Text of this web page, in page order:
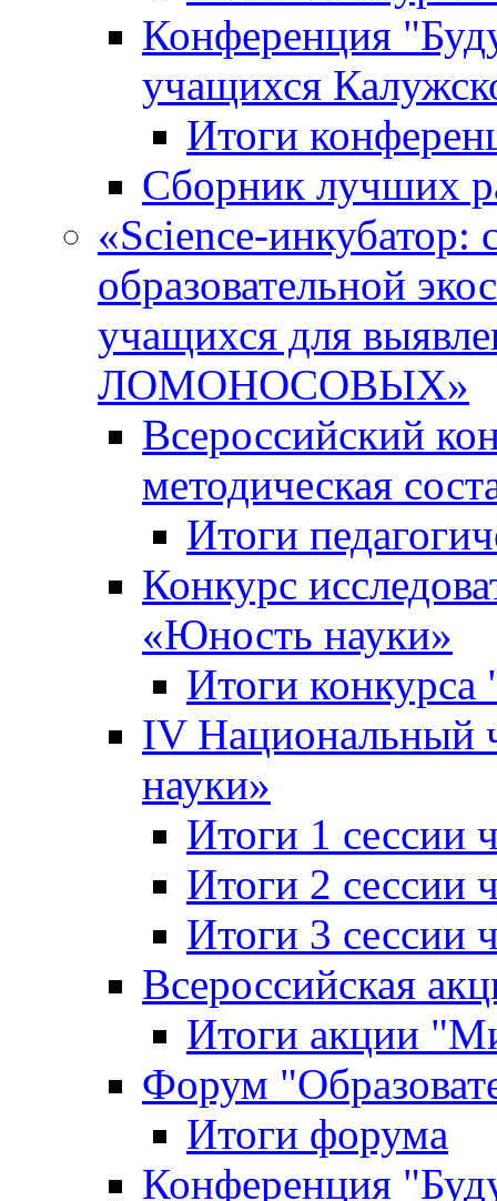
Конференция
учащихся
Итоги
Сборник лучших
«Science-инкубатор:
образовательной
учащихся для
ЛОМОНОСОВЫХ»
Всероссийский
методическая
Итоги
Конкурс
«Юность науки»
Итоги
IV
науки»
Итоги 1 сессии
Итоги 2 сессии
Итоги 3 сессии
Всероссийская
Итоги акции
Форум
Итоги форума
Конференция